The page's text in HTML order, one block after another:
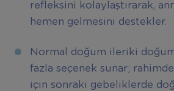
refleksini kolaylaştırarak,
hemen gelmesini destekler.
Normal doğum ileriki
fazla seçenek sunar; rahimde
için sonraki gebeliklerde